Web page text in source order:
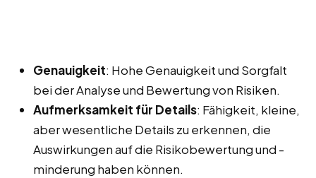
Genauigkeit: Hohe Genauigkeit und Sorgfalt
bei der Analyse und Bewertung von Risiken.
Aufmerksamkeit für Details: Fähigkeit, kleine,
aber wesentliche Details zu erkennen, die
Auswirkungen auf die Risikobewertung und -
minderung haben können.